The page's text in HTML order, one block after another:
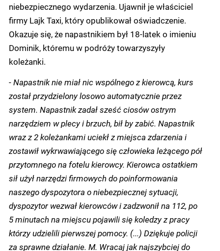
niebezpiecznego wydarzenia. Ujawnił je właściciel
firmy Lajk Taxi, który opublikował oświadczenie.
Okazuje się, że napastnikiem był 18-latek o imieniu
Dominik, któremu w podróży towarzyszyły
koleżanki.
-Napastnik nie miał nic wspólnego z kierowcą, kurs
został przydzielony losowo automatycznie przez
system. Napastnik zadał sześć ciosów ostrym
narzędziem w plecy i brzuch, bił by zabić. Napastnik
wraz z 2 koleżankami uciekł z miejsca zdarzenia i
zostawił wykrwawiającego się człowieka leżącego pół
przytomnego na fotelu kierowcy. Kierowca ostatkiem
sił użył narzędzi firmowych do poinformowania
naszego dyspozytora o niebezpiecznej sytuacji,
dyspozytor wezwał kierowców i zadzwonił na 112, po
5 minutach na miejscu pojawili się koledzy z pracy
którzy udzielili pierwszej pomocy. (...) Dziękuje policji
za sprawne działanie. M. Wracaj jak najszybciej do